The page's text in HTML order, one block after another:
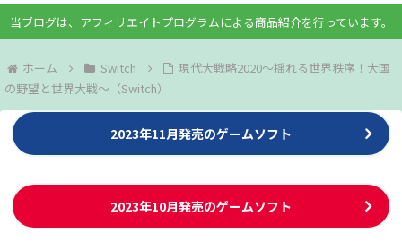
当ブログは、アフィリエイトプログラムによる商品紹介を行っています。
ホーム Switch
現代大戦略2020～揺れる世界秩序！大国
の野望と世界大戦～（Switch）
2023年11月発売のゲームソフト
2023年10月発売のゲームソフト